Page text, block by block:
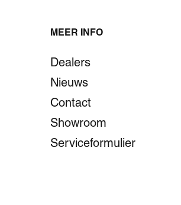
MEER INFO
Dealers
Nieuws
Contact
Showroom
Serviceformulier